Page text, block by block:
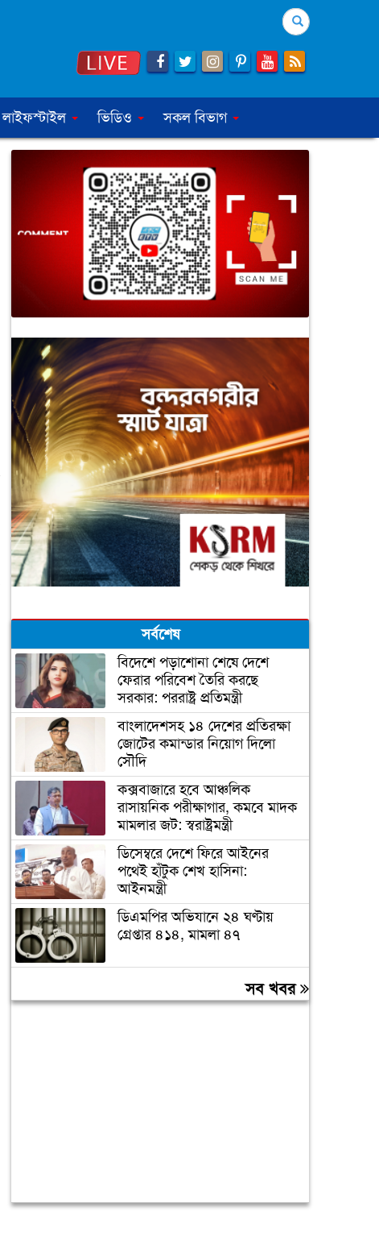
Search
লাইফস্টাইল ভিডিও সকল বিভাগ
সর্বশেষ
বিদেশে পড়াশোনা শেষে দেশে
ফেরার পরিবেশ তৈরি করছে
সরকার: পররাষ্ট্র প্রতিমন্ত্রী
বাংলাদেশসহ ১৪ দেশের প্রতিরক্ষা
জোটের কমান্ডার নিয়োগ দিলো
সৌদি
কক্সবাজারে হবে আঞ্চলিক
রাসায়নিক পরীক্ষাগার, কমবে মাদক
মামলার জট: স্বরাষ্ট্রমন্ত্রী
ডিসেম্বরে দেশে ফিরে আইনের
পথেই হাঁটুক শেখ হাসিনা:
আইনমন্ত্রী
ডিএমপির অভিযানে ২৪ ঘণ্টায়
গ্রেপ্তার ৪১৪, মামলা ৪৭
দেশের গণমাধ্যম এখনও পুরোপুরি
স্বাধীন নয়: জামায়াত আমিরসব খবর